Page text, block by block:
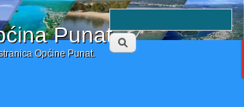
Punat
Općine Punat.
pretraživanja